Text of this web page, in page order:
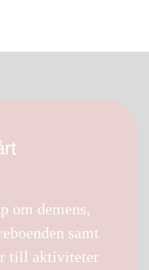
om demens,
samt
till aktiviteter